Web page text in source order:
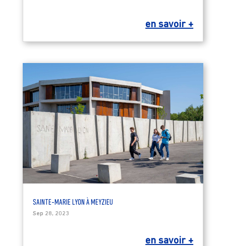
en savoir +
SAINTE-MARIE LYON À MEYZIEU
Sep 28, 2023
en savoir +